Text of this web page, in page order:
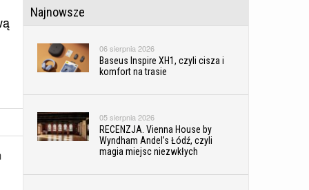
Najnowsze
06 sierpnia 2026
Baseus Inspire XH1, czyli cisza i
komfort na trasie
05 sierpnia 2026
RECENZJA. Vienna House by
Wyndham Andel’s Łódź, czyli
magia miejsc niezwkłych